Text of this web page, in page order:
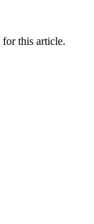
for this article.